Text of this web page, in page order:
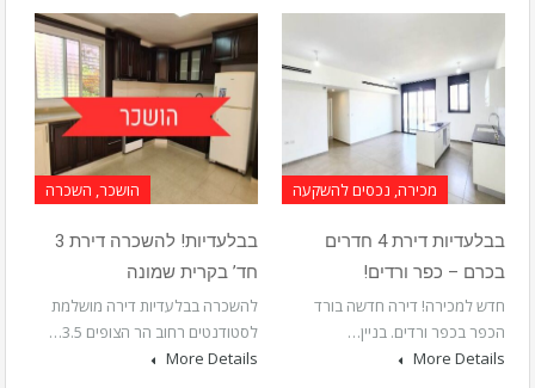
מכירה, נכסים להשקעה
בבלעדיות דירת 4 חדרים
בכרם – כפר ורדים!
חדש למכירה! דירה חדשה בורד
הכפר בכפר ורדים. בניין…
More Details
הושכר, השכרה
בבלעדיות! להשכרה דירת 3
חד’ בקרית שמונה
להשכרה בבלעדיות דירה מושלמת
לסטודנטים רחוב הר הצופים 3.5…
More Details